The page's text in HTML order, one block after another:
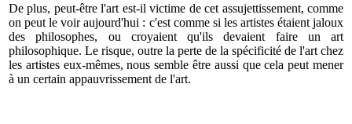
De plus, peut-être l'art est-il victime de cet assujettissement, comme
on peut le voir aujourd'hui : c'est comme si les artistes étaient jaloux
des philosophes, ou croyaient qu'ils devaient faire un art
philosophique. Le risque, outre la perte de la spécificité de l'art chez
les artistes eux-mêmes, nous semble être aussi que cela peut mener
à un certain appauvrissement de l'art.